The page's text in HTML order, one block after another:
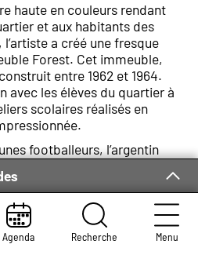
Agenda Recherche Menu
haute en couleurs rendant
et aux habitants des
a créé une fresque
Forest. Cet immeuble,
entre 1962 et 1964.
avec les élèves du quartier à
scolaires réalisés en
footballeurs, l’argentin
argentin, un clin d’œil au pays
ses chaussures sont tachées
terrain rouge des Sapins
Un bus articulé est
autre personnage en